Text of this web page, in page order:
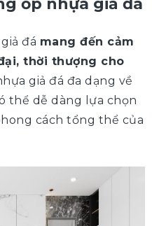
ốp nhựa giả đá
đá mang đến cảm
thời thượng cho
giả đá đa dạng về
thể dễ dàng lựa chọn
cách tổng thể của